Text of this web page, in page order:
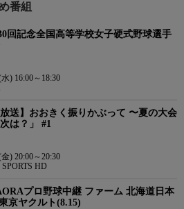
番組
回記念全国高等学校女子硬式野球選手
) 16:00～18:30
放送】おおきく振りかぶって 〜夏の大会
は？」 #1
) 20:00～20:30
HD
プロ野球中継 ファーム 北海道日本
京ヤクルト(8.15)